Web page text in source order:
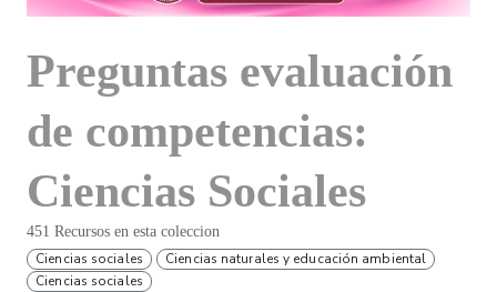
Preguntas evaluación
de competencias:
Ciencias Sociales
451 Recursos en esta coleccion
Ciencias sociales
Ciencias naturales y educación ambiental
Ciencias sociales